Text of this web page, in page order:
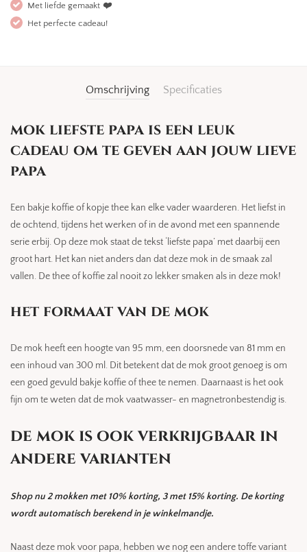
Met liefde gemaakt ❤️
Het perfecte cadeau!
Omschrijving Specificaties
mok liefste papa is een leuk
cadeau om te geven aan jouw lieve
papa
Een bakje koffie of kopje thee kan elke vader waarderen. Het liefst in
de ochtend, tijdens het werken of in de avond met een spannende
serie erbij. Op deze mok staat de tekst ‘liefste papa’ met daarbij een
groot hart. Het kan niet anders dan dat deze mok in de smaak zal
vallen. De thee of koffie zal nooit zo lekker smaken als in deze mok!
het formaat van de mok
De mok heeft een hoogte van 95 mm, een doorsnede van 81 mm en
een inhoud van 300 ml. Dit betekent dat de mok groot genoeg is om
een goed gevuld bakje koffie of thee te nemen. Daarnaast is het ook
fijn om te weten dat de mok vaatwasser- en magnetronbestendig is.
de mok is ook verkrijgbaar in
andere varianten
Shop nu 2 mokken met 10% korting, 3 met 15% korting. De korting
wordt automatisch berekend in je winkelmandje.
Naast deze mok voor papa, hebben we nog een andere toffe variant